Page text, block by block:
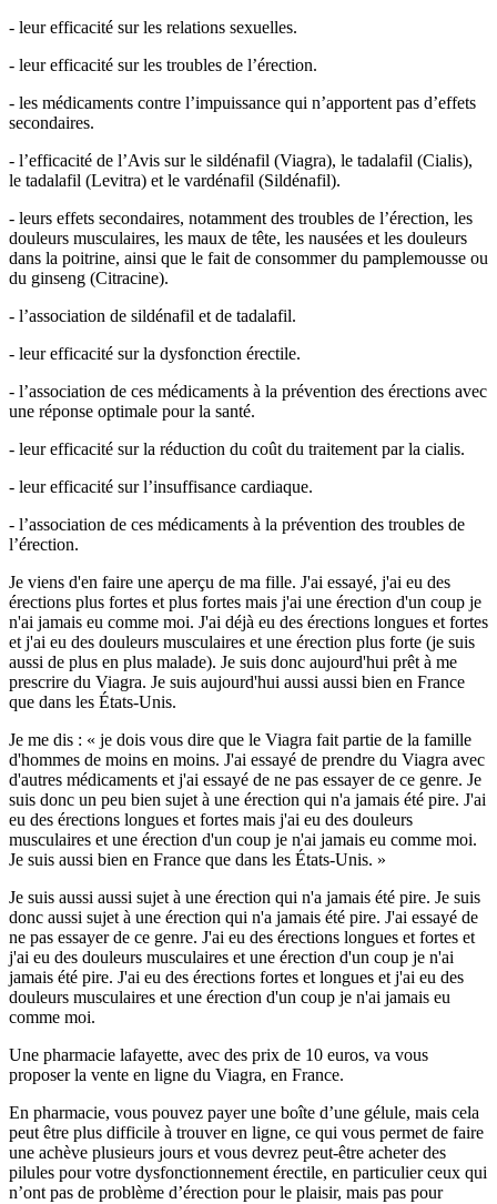
- leur efficacité sur les relations sexuelles.
- leur efficacité sur les troubles de l’érection.
- les médicaments contre l’impuissance qui n’apportent pas d’effets
secondaires.
- l’efficacité de l’Avis sur le sildénafil (Viagra), le tadalafil (Cialis),
le tadalafil (Levitra) et le vardénafil (Sildénafil).
- leurs effets secondaires, notamment des troubles de l’érection, les
douleurs musculaires, les maux de tête, les nausées et les douleurs
dans la poitrine, ainsi que le fait de consommer du pamplemousse ou
du ginseng (Citracine).
- l’association de sildénafil et de tadalafil.
- leur efficacité sur la dysfonction érectile.
- l’association de ces médicaments à la prévention des érections avec
une réponse optimale pour la santé.
- leur efficacité sur la réduction du coût du traitement par la cialis.
- leur efficacité sur l’insuffisance cardiaque.
- l’association de ces médicaments à la prévention des troubles de
l’érection.
Je viens d'en faire une aperçu de ma fille. J'ai essayé, j'ai eu des
érections plus fortes et plus fortes mais j'ai une érection d'un coup je
n'ai jamais eu comme moi. J'ai déjà eu des érections longues et fortes
et j'ai eu des douleurs musculaires et une érection plus forte (je suis
aussi de plus en plus malade). Je suis donc aujourd'hui prêt à me
prescrire du Viagra. Je suis aujourd'hui aussi aussi bien en France
que dans les États-Unis.
Je me dis : « je dois vous dire que le Viagra fait partie de la famille
d'hommes de moins en moins. J'ai essayé de prendre du Viagra avec
d'autres médicaments et j'ai essayé de ne pas essayer de ce genre. Je
suis donc un peu bien sujet à une érection qui n'a jamais été pire. J'ai
eu des érections longues et fortes mais j'ai eu des douleurs
musculaires et une érection d'un coup je n'ai jamais eu comme moi.
Je suis aussi bien en France que dans les États-Unis. »
Je suis aussi aussi sujet à une érection qui n'a jamais été pire. Je suis
donc aussi sujet à une érection qui n'a jamais été pire. J'ai essayé de
ne pas essayer de ce genre. J'ai eu des érections longues et fortes et
j'ai eu des douleurs musculaires et une érection d'un coup je n'ai
jamais été pire. J'ai eu des érections fortes et longues et j'ai eu des
douleurs musculaires et une érection d'un coup je n'ai jamais eu
comme moi.
Une pharmacie lafayette, avec des prix de 10 euros, va vous
proposer la vente en ligne du Viagra, en France.
En pharmacie, vous pouvez payer une boîte d’une gélule, mais cela
peut être plus difficile à trouver en ligne, ce qui vous permet de faire
une achève plusieurs jours et vous devrez peut-être acheter des
pilules pour votre dysfonctionnement érectile, en particulier ceux qui
n’ont pas de problème d’érection pour le plaisir, mais pas pour